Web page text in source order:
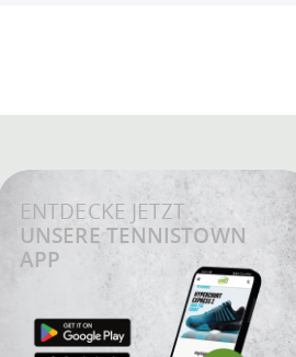
ENTDECKE JETZT
UNSERE TENNISTOWN
APP